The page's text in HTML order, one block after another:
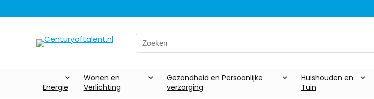
Search
for:
Energie
Wonen en
Verlichting
Gezondheid en Persoonlijke
verzorging
Huishouden en
Tuin